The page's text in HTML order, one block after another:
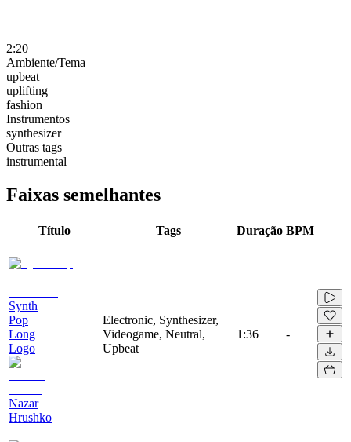
2:20
Ambiente/Tema
upbeat
uplifting
fashion
Instrumentos
synthesizer
Outras tags
instrumental
Faixas semelhantes
Título Tags Duração BPM
Synth
Pop
Long
Logo
Nazar
Hrushko
Electronic, Synthesizer,
Videogame, Neutral,
Upbeat
1:36 -